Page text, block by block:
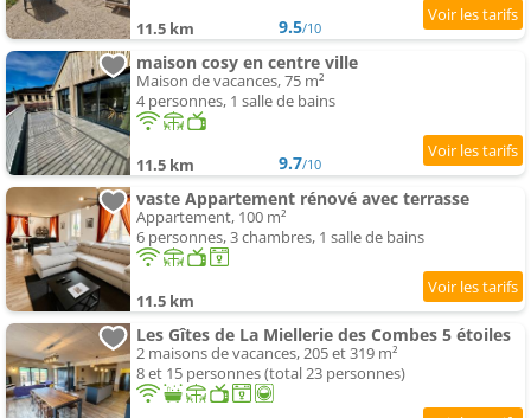
11.5 km 9.5/10
maison cosy en centre ville
Maison de vacances, 75 m²
4 personnes, 1 salle de bains
11.5 km 9.7/10
vaste Appartement rénové avec terrasse
Appartement, 100 m²
6 personnes, 3 chambres, 1 salle de bains
11.5 km
Les Gîtes de La Miellerie des Combes 5 étoiles
2 maisons de vacances, 205 et 319 m²
8 et 15 personnes (total 23 personnes)